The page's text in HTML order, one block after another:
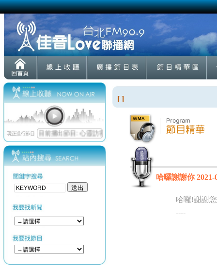
[ ]
哈囉謝謝你 2021-
哈囉!謝謝您
----